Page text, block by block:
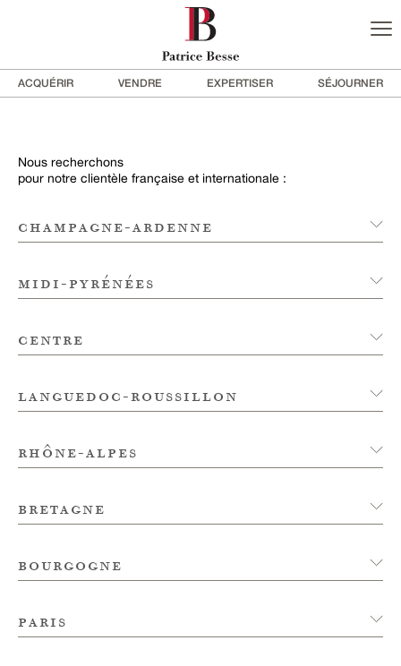
ACQUÉRIR VENDRE EXPERTISER SÉJOURNER
Nous recherchons
pour notre clientèle française et internationale :
champagne-ardenne
midi-pyrénées
centre
languedoc-roussillon
rhône-alpes
bretagne
bourgogne
paris